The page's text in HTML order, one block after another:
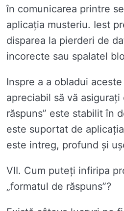
în comunicarea printre
aplicația musteriu. Iest
disparea la pierderi de
incorecte sau spalatel
Inspre a a obladui
apreciabil să vă asigurați
răspuns” este stabilit în
este suportat de
este intreg, profund și
VII. Cum puteți infiripa
„formatul de răspuns”?